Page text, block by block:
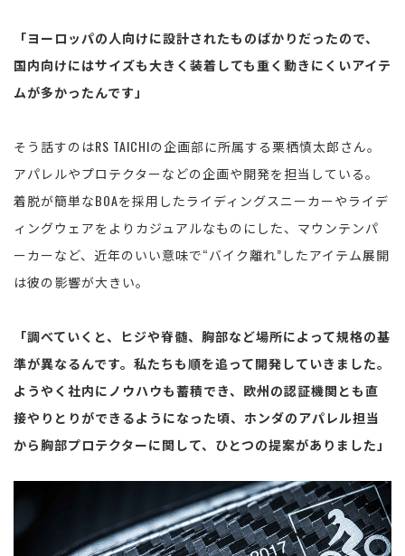
「ヨーロッパの人向けに設計されたものばかりだったので、
国内向けにはサイズも大きく装着しても重く動きにくいアイテ
ムが多かったんです」
そう話すのはRS TAICHIの企画部に所属する栗栖慎太郎さん。
アパレルやプロテクターなどの企画や開発を担当している。
着脱が簡単なBOAを採用したライディングスニーカーやライデ
ィングウェアをよりカジュアルなものにした、マウンテンパ
ーカーなど、近年のいい意味で“バイク離れ”したアイテム展開
は彼の影響が大きい。
「調べていくと、ヒジや脊髄、胸部など場所によって規格の基
準が異なるんです。私たちも順を追って開発していきました。
ようやく社内にノウハウも蓄積でき、欧州の認証機関とも直
接やりとりができるようになった頃、ホンダのアパレル担当
から胸部プロテクターに関して、ひとつの提案がありました」